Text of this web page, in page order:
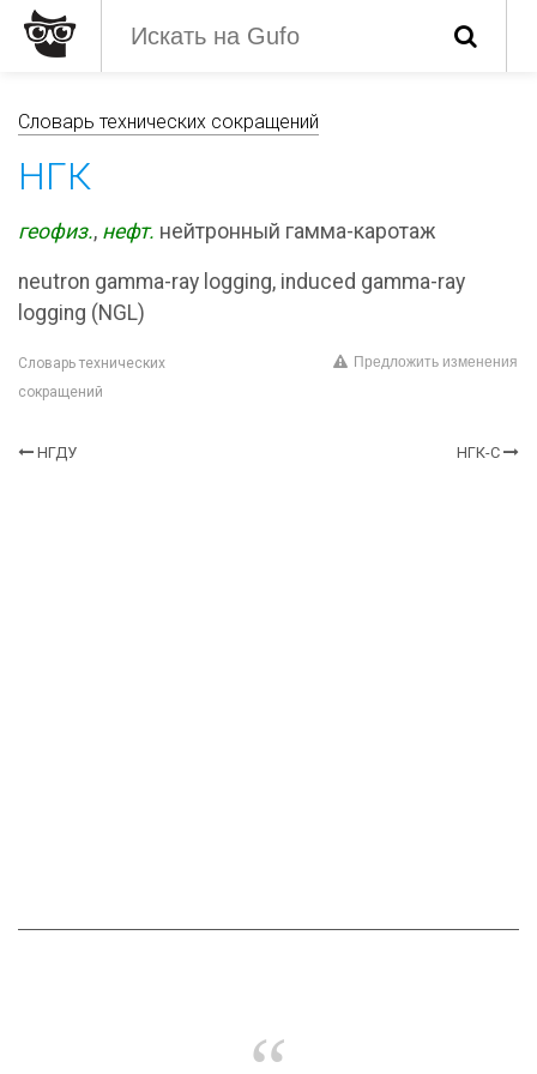
Словарь технических сокращений
НГК
геофиз., нефт. нейтронный гамма-каротаж
neutron gamma-ray logging, induced gamma-ray
logging (NGL)
Словарь технических
сокращений
Предложить изменения
НГДУ НГК-С